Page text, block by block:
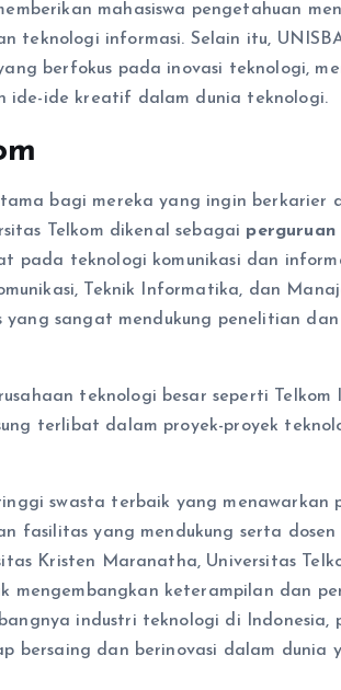
mahasiswa pengetahuan
teknologi informasi. Selain itu,
berfokus pada inovasi teknologi,
ide-ide kreatif dalam dunia teknologi.
bagi mereka yang ingin berkarier
Telkom dikenal sebagai
pada teknologi komunikasi dan
Teknik Informatika, dan
yang sangat mendukung penelitian
teknologi besar seperti Telkom
terlibat dalam proyek-proyek
swasta terbaik yang menawarkan
fasilitas yang mendukung serta dosen
Kristen Maranatha, Universitas
mengembangkan keterampilan dan
industri teknologi di Indonesia,
bersaing dan berinovasi dalam dunia